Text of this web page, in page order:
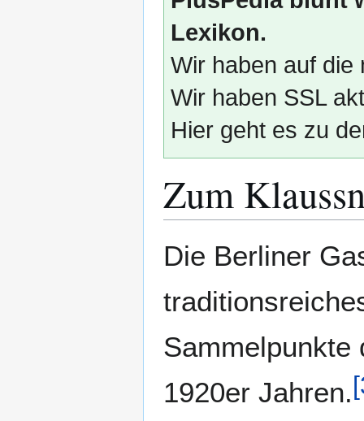
Lexikon.
Wir haben auf die
Wir haben SSL
Hier geht es zu
Zum
Navigation
Suche
Die Berliner
Sammelpunkte
1920er Jahren.[